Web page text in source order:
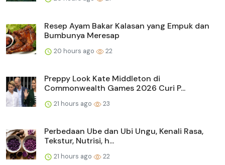
Resep Ayam Bakar Kalasan yang Empuk dan
Bumbunya Meresap
20 hours ago 22
Preppy Look Kate Middleton di
Commonwealth Games 2026 Curi P...
21 hours ago 23
Perbedaan Ube dan Ubi Ungu, Kenali Rasa,
Tekstur, Nutrisi, h...
21 hours ago 22